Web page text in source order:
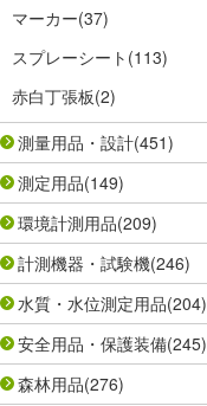
マーカー(37)
スプレーシート (113)
赤白丁張板(2)
測量用品・設計(451)
測定用品(149)
環境計測用品(209)
計測機器・試験機(246)
水質・水位測定用品(204)
安全用品・保護装備(245)
森林用品(276)